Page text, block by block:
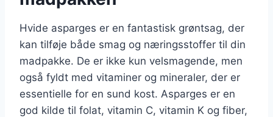
Hvide asparges er en fantastisk grøntsag, der
kan tilføje både smag og næringsstoffer til din
madpakke. De er ikke kun velsmagende, men
også fyldt med vitaminer og mineraler, der er
essentielle for en sund kost. Asparges er en
god kilde til folat, vitamin C, vitamin K og fiber,